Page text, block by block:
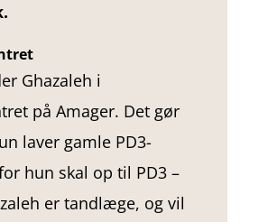
Ghazaleh i
på Amager. Det gør
laver gamle PD3-
hun skal op til PD3 –
er tandlæge, og vil